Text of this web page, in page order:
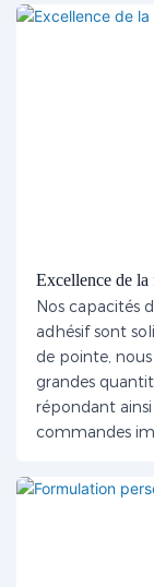
Excellence de la
Nos capacités
adhésif sont
de pointe,
grandes
répondant
commandes